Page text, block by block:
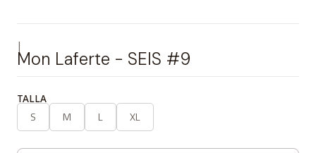
|
Mon Laferte - SEIS #9
TALLA
S M L XL